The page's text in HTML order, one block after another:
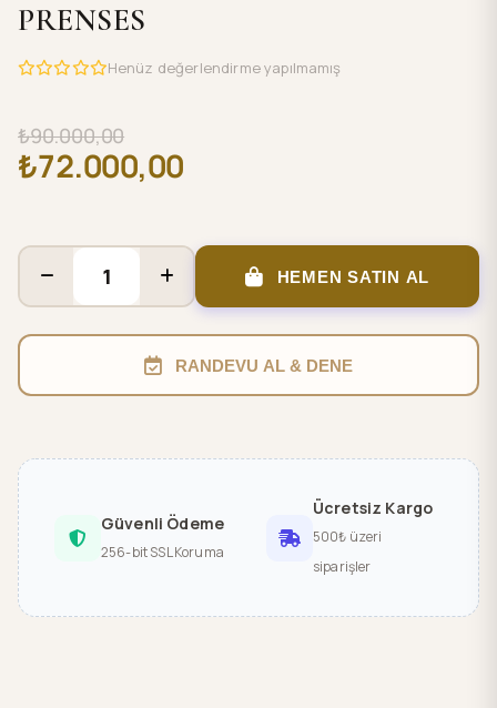
PRENSES
Henüz değerlendirme yapılmamış
₺90.000,00
₺72.000,00
HEMEN SATIN AL
RANDEVU AL & DENE
Güvenli Ödeme
256-bit SSL Koruma
Ücretsiz Kargo
500₺ üzeri
siparişler